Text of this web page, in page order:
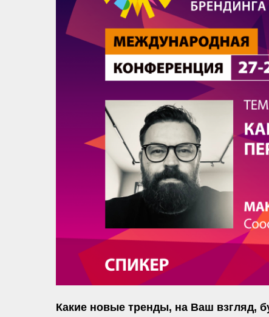
Какие новые тренды, на Ваш взгляд,